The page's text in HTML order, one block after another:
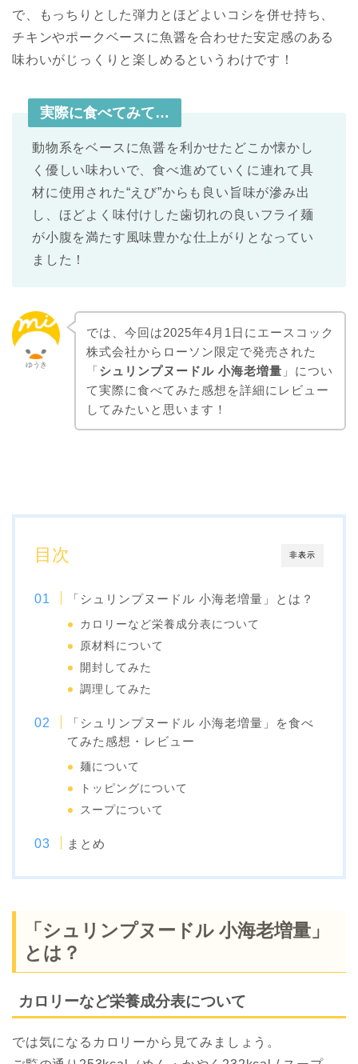
で、もっちりとした弾力とほどよいコシを併せ持ち、
チキンやポークベースに魚醤を合わせた安定感のある
味わいがじっくりと楽しめるというわけです！
実際に食べてみて…
動物系をベースに魚醤を利かせたどこか懐かし
く優しい味わいで、食べ進めていくに連れて具
材に使用された“えび”からも良い旨味が滲み出
し、ほどよく味付けした歯切れの良いフライ麺
が小腹を満たす風味豊かな仕上がりとなってい
ました！
ゆうき
では、今回は2025年4月1日にエースコック
株式会社からローソン限定で発売された
「シュリンプヌードル 小海老増量 」につい
て実際に食べてみた感想を詳細にレビュー
してみたいと思います！
非表示
目次
「シュリンプヌードル 小海老増量」とは？
カロリーなど栄養成分表について
原材料について
開封してみた
調理してみた
「シュリンプヌードル 小海老増量」を食べ
てみた感想・レビュー
麺について
トッピングについて
スープについて
まとめ
「シュリンプヌードル 小海老増量」
とは？
カロリーなど栄養成分表について
では気になるカロリーから見てみましょう。